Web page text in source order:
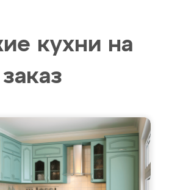
кухни на
заказ